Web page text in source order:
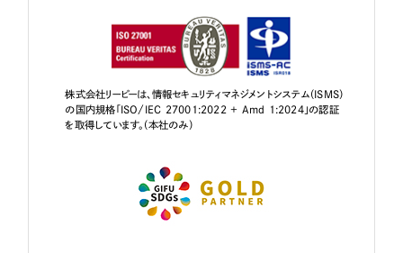
株式会社リーピーは、情報セキュリティマネジメントシステム（ISMS）
の国内規格「ISO/IEC 27001:2022 + Amd 1:2024」の認証
を取得しています。（本社のみ）